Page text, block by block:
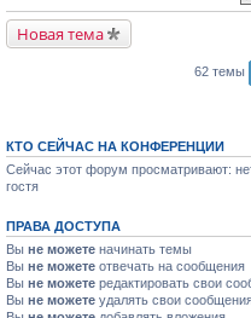
Новая тема
62 темы
КТО СЕЙЧАС НА КОНФЕРЕНЦИИ
Сейчас этот форум просматривают:
гостя
ПРАВА ДОСТУПА
Вы не можете начинать темы
Вы не можете отвечать на сообщения
Вы не можете редактировать свои
Вы не можете удалять свои